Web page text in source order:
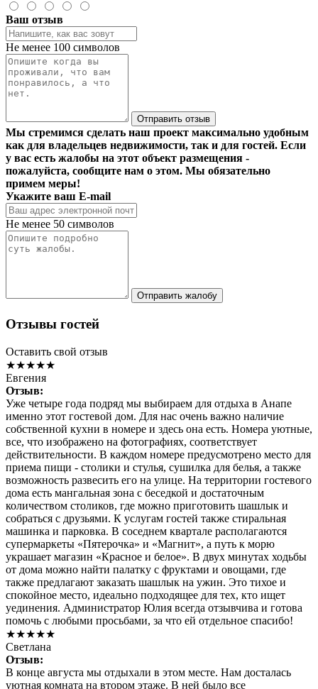
Ваш отзыв
Не менее 100 символов
Отправить отзыв
Мы стремимся сделать наш проект максимально удобным
как для владельцев недвижимости, так и для гостей. Если
у вас есть жалобы на этот объект размещения -
пожалуйста, сообщите нам о этом. Мы обязательно
примем меры!
Укажите ваш E-mail
Не менее 50 символов
Отправить жалобу
Отзывы гостей
Оставить свой отзыв
★★★★★
Евгения
Отзыв:
Уже четыре года подряд мы выбираем для отдыха в Анапе
именно этот гостевой дом. Для нас очень важно наличие
собственной кухни в номере и здесь она есть. Номера уютные,
все, что изображено на фотографиях, соответствует
действительности. В каждом номере предусмотрено место для
приема пищи - столики и стулья, сушилка для белья, а также
возможность развесить его на улице. На территории гостевого
дома есть мангальная зона с беседкой и достаточным
количеством столиков, где можно приготовить шашлык и
собраться с друзьями. К услугам гостей также стиральная
машинка и парковка. В соседнем квартале располагаются
супермаркеты «Пятерочка» и «Магнит», а путь к морю
украшает магазин «Красное и белое». В двух минутах ходьбы
от дома можно найти палатку с фруктами и овощами, где
также предлагают заказать шашлык на ужин. Это тихое и
спокойное место, идеально подходящее для тех, кто ищет
уединения. Администратор Юлия всегда отзывчива и готова
помочь с любыми просьбами, за что ей отдельное спасибо!
★★★★★
Светлана
Отзыв:
В конце августа мы отдыхали в этом месте. Нам досталась
уютная комната на втором этаже. В ней было все